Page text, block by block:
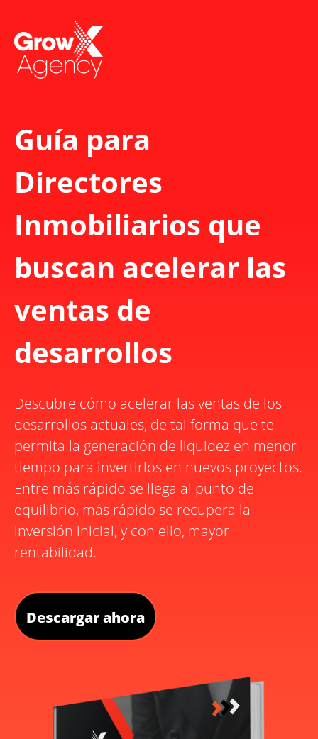
Guía para
Directores
Inmobiliarios que
buscan acelerar las
ventas de
desarrollos
Descubre cómo acelerar las ventas de los
desarrollos actuales, de tal forma que te
permita la generación de liquidez en menor
tiempo para invertirlos en nuevos proyectos.
Entre más rápido se llega al punto de
equilibrio, más rápido se recupera la
inversión inicial, y con ello, mayor
rentabilidad.
Descargar ahora